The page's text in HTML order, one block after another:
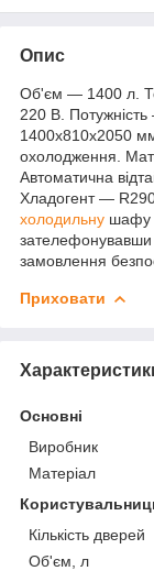
Опис
Об'єм — 1400 л.
220 В.
1400x810x2050
охолодження.
Автоматична
Хладогент —
холодильну шафу
замовлення
Приховати
Основні
Виробник
Матеріал
Кількість дверей
Об'єм, л